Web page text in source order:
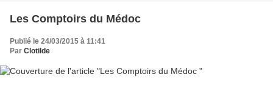
Les Comptoirs du Médoc
Publié le 24/03/2015 à 11:41
Par Clotilde